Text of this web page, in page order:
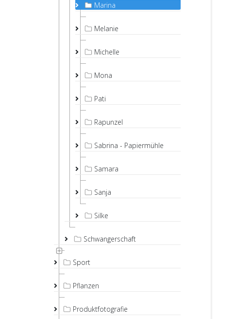
Marina
Melanie
Michelle
Mona
Pati
Rapunzel
Sabrina - Papiermühle
Samara
Sanja
Silke
Schwangerschaft
Sport
Pflanzen
Produktfotografie